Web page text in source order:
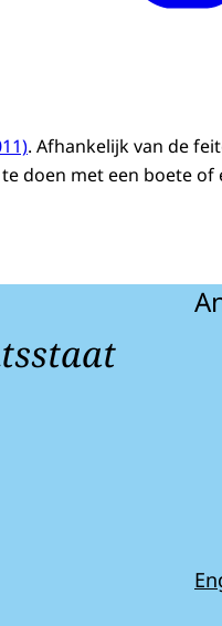
. Afhankelijk van de
doen met een boete